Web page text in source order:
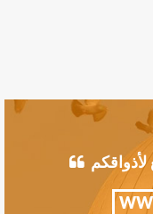
لأذواقكم